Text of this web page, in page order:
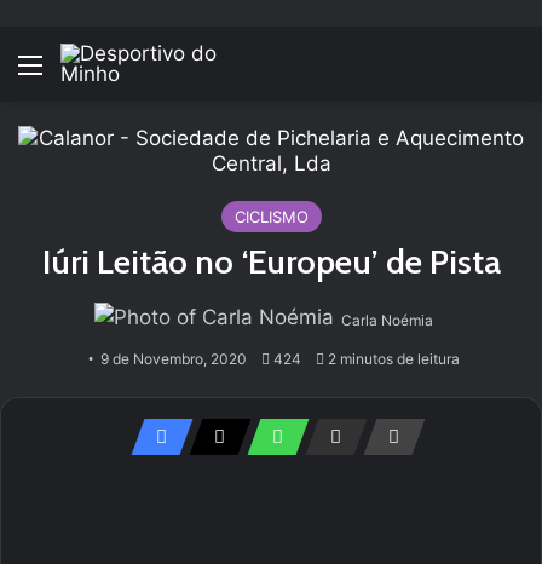
Menu
CICLISMO
Iúri Leitão no ‘Europeu’ de Pista
Carla Noémia
9 de Novembro, 2020 424 2 minutos de leitura